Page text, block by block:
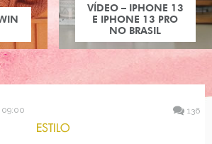
VÍDEO – IPHONE 13
E IPHONE 13 PRO
NO BRASIL
09:00 136
ESTILO